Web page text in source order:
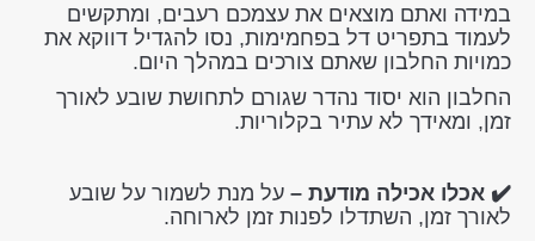
במידה ואתם מוצאים את עצמכם רעבים, ומתקשים
לעמוד בתפריט דל בפחמימות, נסו להגדיל דווקא את
כמויות החלבון שאתם צורכים במהלך היום.
החלבון הוא יסוד נהדר שגורם לתחושת שובע לאורך
זמן, ומאידך לא עתיר בקלוריות.
✔️ אכלו אכילה מודעת – על מנת לשמור על שובע
לאורך זמן, השתדלו לפנות זמן לארוחה.